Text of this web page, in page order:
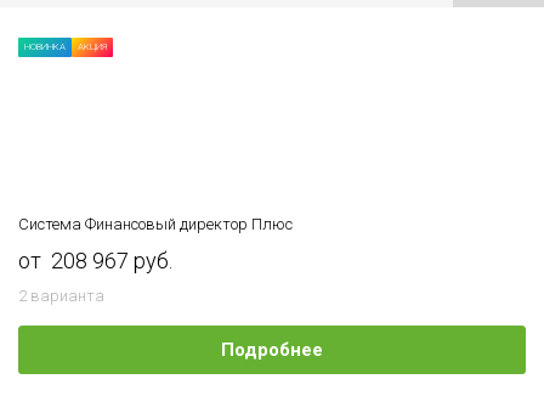
НОВИНКА АКЦИЯ
Система Финансовый директор Плюс
от 208 967 руб.
2 варианта
Подробнее